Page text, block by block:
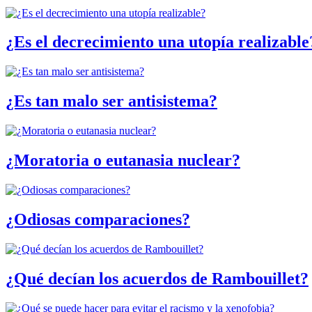
¿Es el decrecimiento una utopía
¿Es tan malo ser antisistema?
¿Moratoria o eutanasia nuclear?
¿Odiosas comparaciones?
¿Qué decían los acuerdos de Rambouillet?